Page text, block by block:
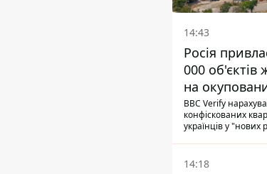
14:43
Росія
000 об'єктів
на
BBC Verify
конфіскованих
українців у "нових
14:18